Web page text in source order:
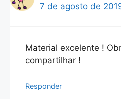
7 de agosto de
Material excelente !
compartilhar !
Responder